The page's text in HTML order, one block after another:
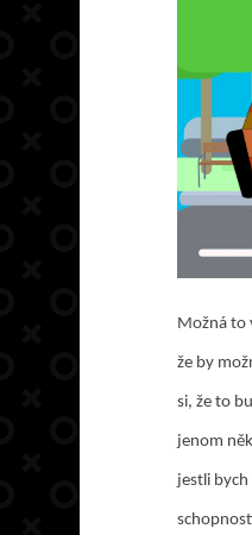
Možná to
že by
si, že to
jenom
jestli bych